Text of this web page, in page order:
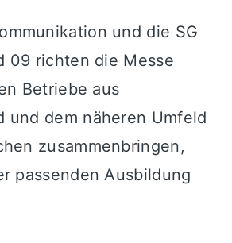
und die SG
09 richten die Messe
Betriebe aus
und dem näheren Umfeld
zusammenbringen,
passenden Ausbildung